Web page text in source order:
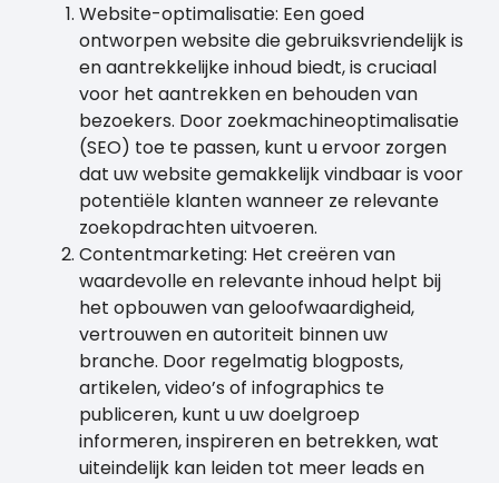
Website-optimalisatie: Een goed
ontworpen website die gebruiksvriendelijk is
en aantrekkelijke inhoud biedt, is cruciaal
voor het aantrekken en behouden van
bezoekers. Door zoekmachineoptimalisatie
(SEO) toe te passen, kunt u ervoor zorgen
dat uw website gemakkelijk vindbaar is voor
potentiële klanten wanneer ze relevante
zoekopdrachten uitvoeren.
Contentmarketing: Het creëren van
waardevolle en relevante inhoud helpt bij
het opbouwen van geloofwaardigheid,
vertrouwen en autoriteit binnen uw
branche. Door regelmatig blogposts,
artikelen, video’s of infographics te
publiceren, kunt u uw doelgroep
informeren, inspireren en betrekken, wat
uiteindelijk kan leiden tot meer leads en